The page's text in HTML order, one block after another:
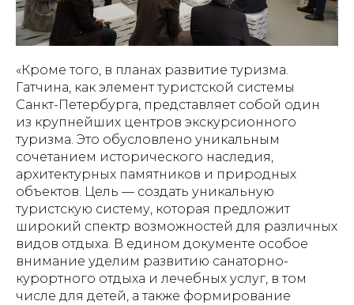
«Кроме того, в планах развитие туризма.
Гатчина, как элемент туристской системы
Санкт-Петербурга, представляет собой один
из крупнейших центров экскурсионного
туризма. Это обусловлено уникальным
сочетанием исторического наследия,
архитектурных памятников и природных
объектов. Цель — создать уникальную
туристскую систему, которая предложит
широкий спектр возможностей для различных
видов отдыха. В едином документе особое
внимание уделим развитию санаторно-
курортного отдыха и лечебных услуг, в том
числе для детей, а также формирование